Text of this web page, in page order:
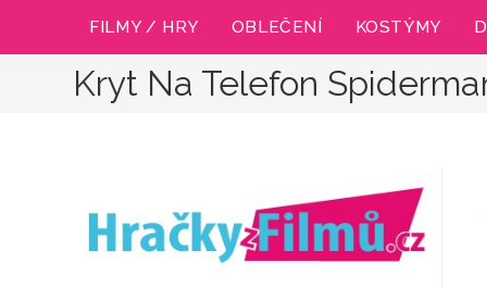
FILMY / HRY OBLEČENÍ KOSTÝMY
Kryt Na Telefon